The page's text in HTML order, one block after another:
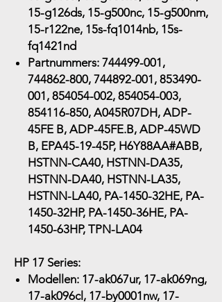
15-g126ds, 15-g500nc, 15-g500nm,
15-r122ne, 15s-fq1014nb, 15s-
fq1421nd
Partnummers: 744499-001,
744862-800, 744892-001, 853490-
001, 854054-002, 854054-003,
854116-850, A045R07DH, ADP-
45FE B, ADP-45FE.B, ADP-45WD
B, EPA45-19-45P, H6Y88AA#ABB,
HSTNN-CA40, HSTNN-DA35,
HSTNN-DA40, HSTNN-LA35,
HSTNN-LA40, PA-1450-32HE, PA-
1450-32HP, PA-1450-36HE, PA-
1450-63HP, TPN-LA04
HP 17 Series:
Modellen: 17-ak067ur, 17-ak069ng,
17-ak096cl, 17-by0001nw, 17-